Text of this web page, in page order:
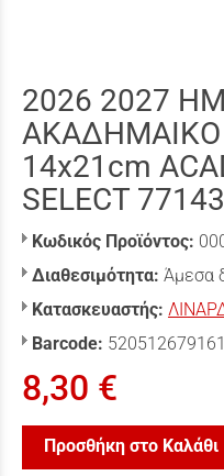
2026 2027
ΑΚΑΔΗΜΑΙΚΟ
14x21cm
SELECT
Κωδικός Προϊόντος:
Διαθεσιμότητα: Άμεσα
Κατασκευαστής:
Barcode:
8,30 €
Προσθήκη στο Καλάθι